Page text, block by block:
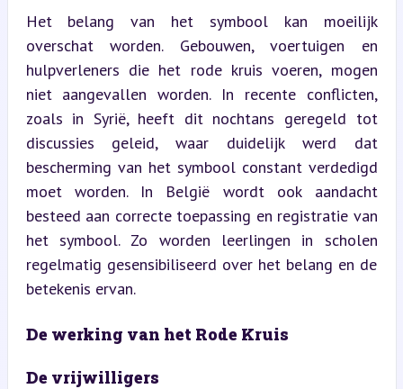
Het belang van het symbool kan moeilijk
overschat worden. Gebouwen, voertuigen en
hulpverleners die het rode kruis voeren, mogen
niet aangevallen worden. In recente conflicten,
zoals in Syrië, heeft dit nochtans geregeld tot
discussies geleid, waar duidelijk werd dat
bescherming van het symbool constant verdedigd
moet worden. In België wordt ook aandacht
besteed aan correcte toepassing en registratie van
het symbool. Zo worden leerlingen in scholen
regelmatig gesensibiliseerd over het belang en de
betekenis ervan.
De werking van het Rode Kruis
De vrijwilligers